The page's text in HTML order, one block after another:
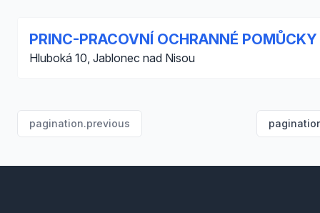
PRINC-PRACOVNÍ OCHRANNÉ POMŮCKY
Hluboká 10, Jablonec nad Nisou
pagination.previous